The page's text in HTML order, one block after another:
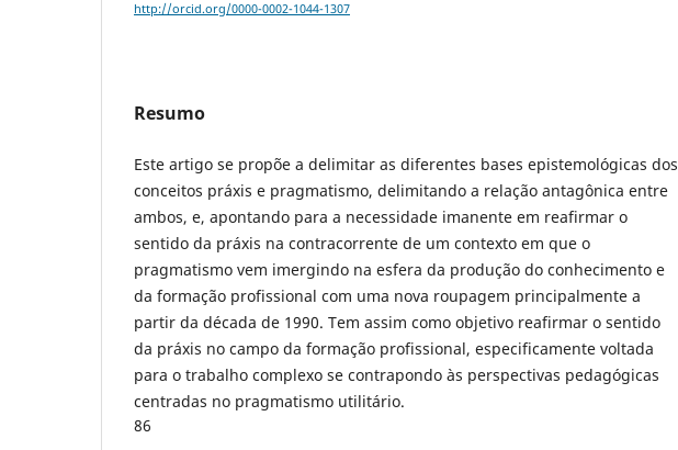
http://orcid.org/0000-0002-1044-1307
Resumo
Este artigo se propõe a delimitar as diferentes bases epistemológicas dos
conceitos práxis e pragmatismo, delimitando a relação antagônica entre
ambos, e, apontando para a necessidade imanente em reafirmar o
sentido da práxis na contracorrente de um contexto em que o
pragmatismo vem imergindo na esfera da produção do conhecimento e
da formação profissional com uma nova roupagem principalmente a
partir da década de 1990. Tem assim como objetivo reafirmar o sentido
da práxis no campo da formação profissional, especificamente voltada
para o trabalho complexo se contrapondo às perspectivas pedagógicas
centradas no pragmatismo utilitário.
86